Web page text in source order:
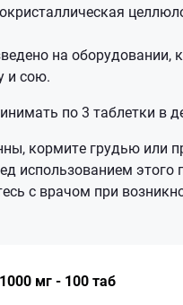
на оборудовании,
и сою.
по 3 таблетки в
кормите грудью или
использованием этого
с врачом при
мг - 100 таб